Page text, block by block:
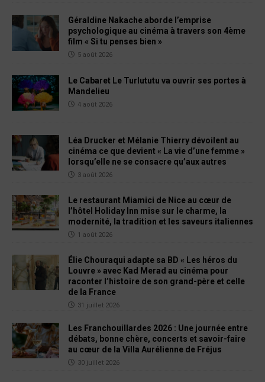
Géraldine Nakache aborde l’emprise
psychologique au cinéma à travers son 4ème
film « Si tu penses bien »
5 août 2026
Le Cabaret Le Turlututu va ouvrir ses portes à
Mandelieu
4 août 2026
Léa Drucker et Mélanie Thierry dévoilent au
cinéma ce que devient « La vie d’une femme »
lorsqu’elle ne se consacre qu’aux autres
3 août 2026
Le restaurant Miamici de Nice au cœur de
l’hôtel Holiday Inn mise sur le charme, la
modernité, la tradition et les saveurs italiennes
1 août 2026
Élie Chouraqui adapte sa BD « Les héros du
Louvre » avec Kad Merad au cinéma pour
raconter l’histoire de son grand-père et celle
de la France
31 juillet 2026
Les Franchouillardes 2026 : Une journée entre
débats, bonne chère, concerts et savoir-faire
au cœur de la Villa Aurélienne de Fréjus
30 juillet 2026